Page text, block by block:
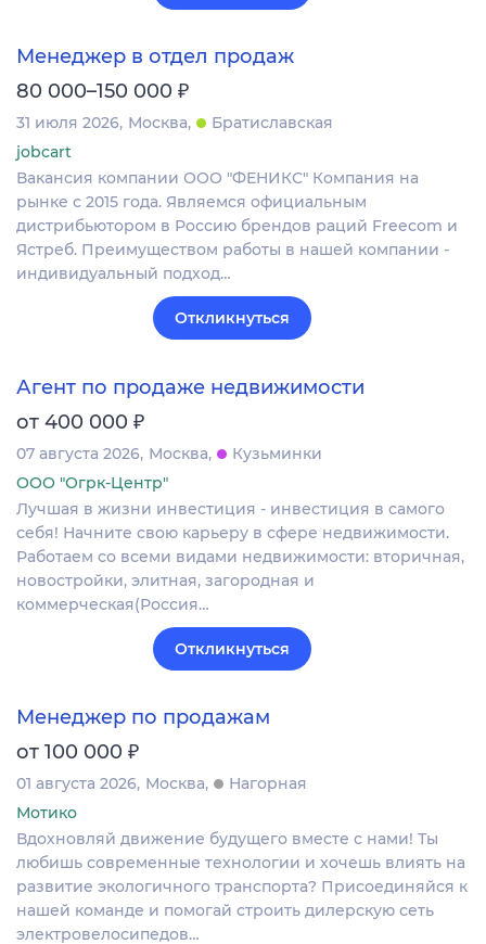
Менеджер в отдел продаж
80 000–150 000 ₽
31 июля 2026 Москва
Братиславская
jobcart
Вакансия компании ООО "ФЕНИКС" Компания на
рынке с 2015 года. Являемся официальным
дистрибьютором в Россию брендов раций Freecom и
Ястреб. Преимуществом работы в нашей компании -
индивидуальный подход…
Откликнуться
Агент по продаже недвижимости
от 400 000 ₽
07 августа 2026 Москва
Кузьминки
ООО "Огрк-Центр"
Лучшая в жизни инвестиция - инвестиция в самого
себя! Начните свою карьеру в сфере недвижимости.
Работаем со всеми видами недвижимости: вторичная,
новостройки, элитная, загородная и
коммерческая(Россия…
Откликнуться
Менеджер по продажам
от 100 000 ₽
01 августа 2026 Москва
Нагорная
Мотико
Вдохновляй движение будущего вместе с нами! Ты
любишь современные технологии и хочешь влиять на
развитие экологичного транспорта? Присоединяйся к
нашей команде и помогай строить дилерскую сеть
электровелосипедов…